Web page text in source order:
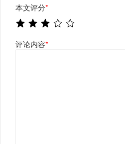
本文评分*
评论内容*